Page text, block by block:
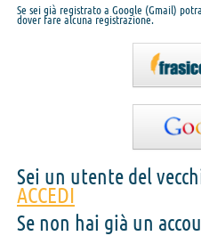
Se sei già registrato a Google (Gmail)
dover fare alcuna registrazione.
Sei un utente del
ACCEDI
Se non hai già un